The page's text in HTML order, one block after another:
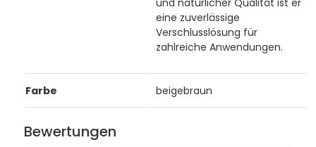
eine zuverlässige
Verschlusslösung für
zahlreiche Anwendungen.
Farbe beigebraun
Bewertungen